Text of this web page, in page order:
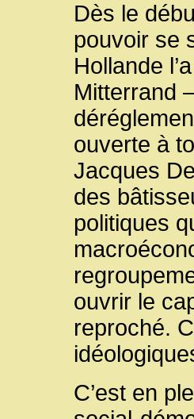
Dès le
pouvoir se
Hollande
Mitterrand
ouverte à
Jacques
des
politiques
ouvrir le
reproché.
C’est en